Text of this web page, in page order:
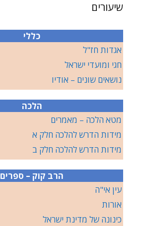
שיעורים
כללי
אגדות חז"ל
חגי ומועדי ישראל
נושאים שונים – אודיו
הלכה
מטא הלכה – מאמרים
מידות הדרש להלכה חלק א
מידות הדרש להלכה חלק ב
הרב קוק – ספרים
עין אי"ה
אורות
כינונה של מדינת ישראל